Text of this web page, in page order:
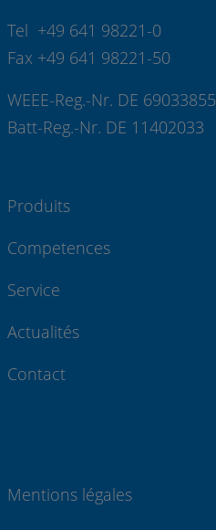
Tel +49 641 98221-0
Fax +49 641 98221-50
WEEE-Reg.-Nr. DE 69033855
Batt-Reg.-Nr. DE 11402033
Produits
Competences
Service
Actualités
Contact
Mentions légales